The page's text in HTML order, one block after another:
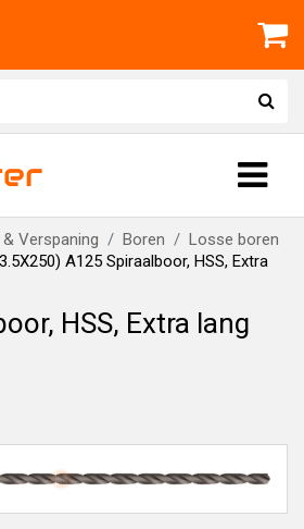
Verspaning Boren
Losse boren
A125 Spiraalboor, HSS, Extra
HSS, Extra lang